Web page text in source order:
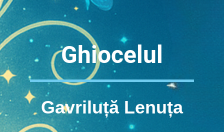
Ghiocelul
Gavriluță Lenuța